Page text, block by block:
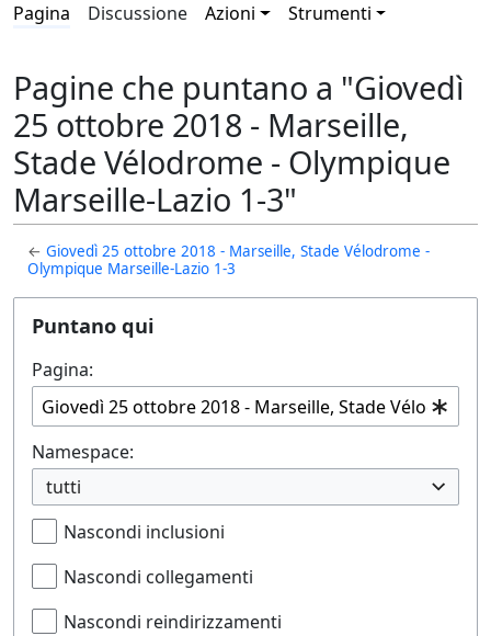
Pagina Discussione Azioni Strumenti
Pagine che puntano a "Giovedì
25 ottobre 2018 - Marseille,
Stade Vélodrome - Olympique
Marseille-Lazio 1-3"
←Giovedì 25 ottobre 2018 - Marseille, Stade Vélodrome -
Olympique Marseille-Lazio 1-3
Puntano qui
Pagina:
Namespace:
tutti
Nascondi inclusioni
Nascondi collegamenti
Nascondi reindirizzamenti